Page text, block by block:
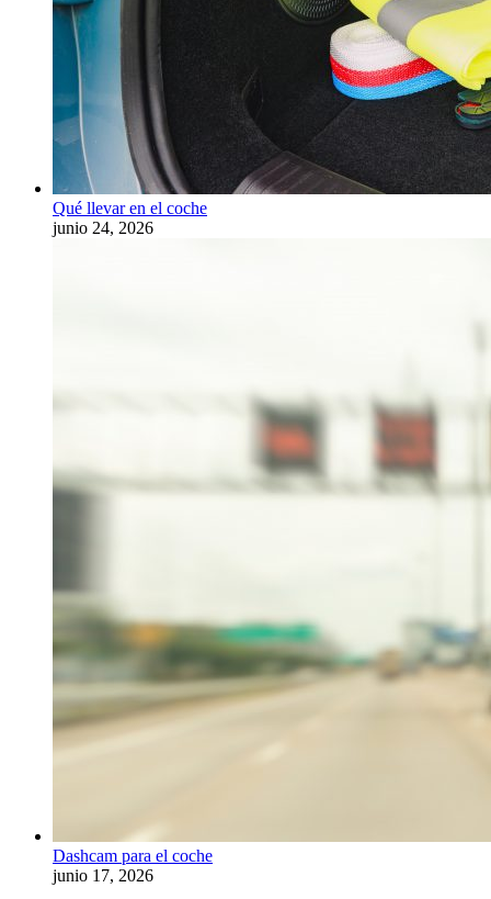
Qué llevar en el coche
junio 24, 2026
Dashcam para el coche
junio 17, 2026